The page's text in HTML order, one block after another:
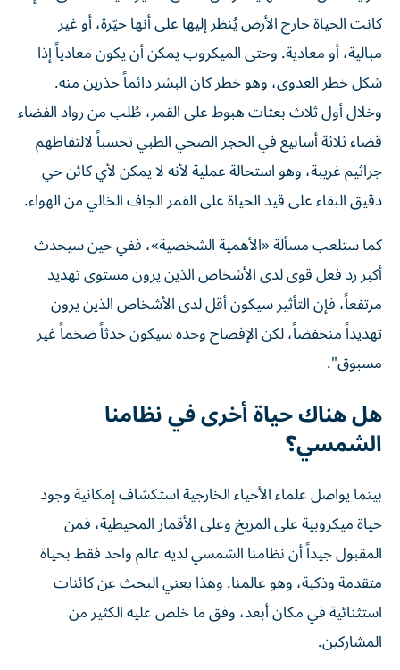
كانت الحياة خارج الأرض يُنظر إليها على أنها خيّرة، أو غير
مبالية، أو معادية. وحتى الميكروب يمكن أن يكون معادياً إذا
شكل خطر العدوى، وهو خطر كان البشر دائماً حذرين منه.
وخلال أول ثلاث بعثات هبوط على القمر، طُلب من رواد الفضاء
قضاء ثلاثة أسابيع في الحجر الصحي الطبي تحسباً لالتقاطهم
جراثيم غريبة، وهو استحالة عملية لأنه لا يمكن لأي كائن حي
دقيق البقاء على قيد الحياة على القمر الجاف الخالي من الهواء.
كما ستلعب مسألة «الأهمية الشخصية»، ففي حين سيحدث
أكبر رد فعل قوى لدى الأشخاص الذين يرون مستوى تهديد
مرتفعاً، فإن التأثير سيكون أقل لدى الأشخاص الذين يرون
تهديداً منخفضاً، لكن الإفصاح وحده سيكون حدثاً ضخماً غير
مسبوق".
هل هناك حياة أخرى في نظامنا
الشمسي؟
بينما يواصل علماء الأحياء الخارجية استكشاف إمكانية وجود
حياة ميكروبية على المريخ وعلى الأقمار المحيطية، فمن
المقبول جيداً أن نظامنا الشمسي لديه عالم واحد فقط بحياة
متقدمة وذكية، وهو عالمنا. وهذا يعني البحث عن كائنات
استثنائية في مكان أبعد، وفق ما خلص عليه الكثير من
المشاركين.